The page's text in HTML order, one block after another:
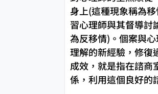
身上(這種現象稱為
習心理師與其督導討
為反移情)。個案與
理解的新經驗，修復
成效，就是指在諮商
係，利用這個良好的